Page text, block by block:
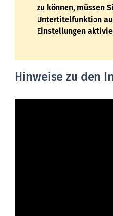
zu können, müssen
Untertitelfunktion
Einstellungen
Hinweise zu den